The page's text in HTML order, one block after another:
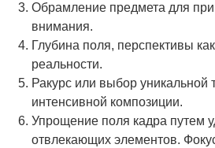
Обрамление предмета для
внимания.
Глубина поля, перспективы
реальности.
Ракурс или выбор уникальной
интенсивной композиции.
Упрощение поля кадра путем
отвлекающих элементов.